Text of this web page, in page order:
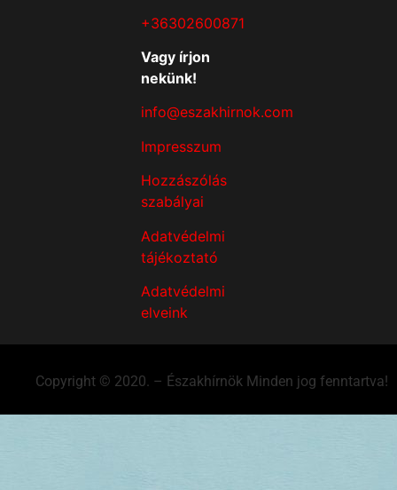
+36302600871
Vagy írjon
nekünk!
info@eszakhirnok.com
Impresszum
Hozzászólás
szabályai
Adatvédelmi
tájékoztató
Adatvédelmi
elveink
Copyright © 2020. – Északhírnök Minden jog fenntartva!